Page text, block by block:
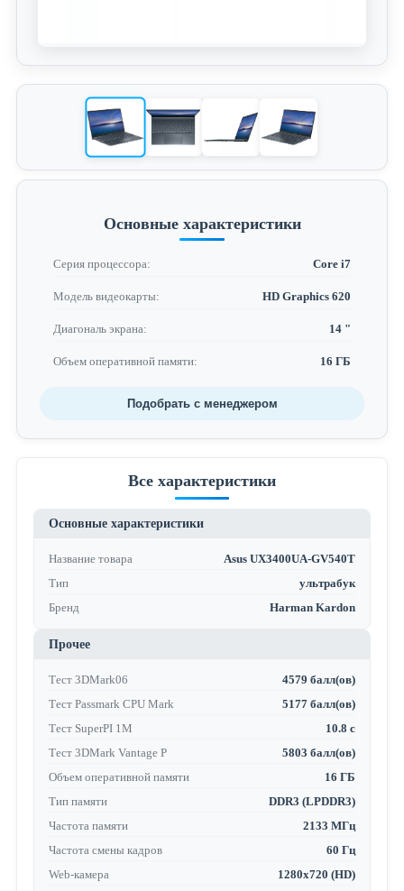
Основные характеристики
Серия процессора: Core i7
Модель видеокарты: HD Graphics 620
Диагональ экрана: 14 "
Объем оперативной памяти: 16 ГБ
Подобрать с менеджером
Все характеристики
Основные характеристики
Название товара
Asus UX3400UA-GV540T
Тип
ультрабук
Бренд
Harman Kardon
Прочее
Тест 3DMark06
4579 балл(ов)
Тест Passmark CPU Mark
5177 балл(ов)
Тест SuperPI 1M
10.8 с
Тест 3DMark Vantage P
5803 балл(ов)
Объем оперативной памяти
16 ГБ
Тип памяти
DDR3 (LPDDR3)
Частота памяти
2133 МГц
Частота смены кадров
60 Гц
Web-камера
1280x720 (HD)